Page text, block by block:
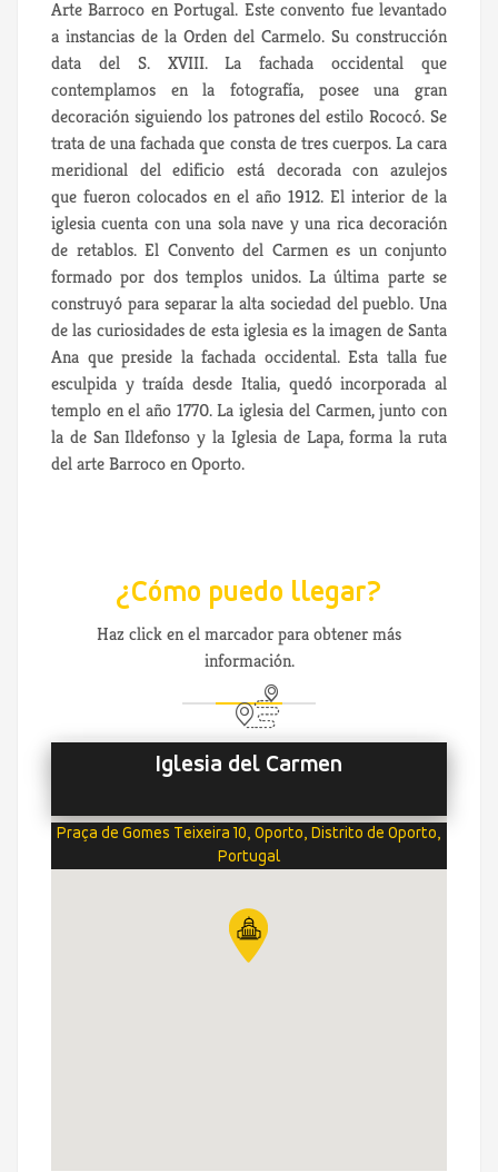
Arte Barroco en Portugal. Este convento fue levantado
a instancias de la Orden del Carmelo. Su construcción
data del S. XVIII. La fachada occidental que
contemplamos en la fotografía, posee una gran
decoración siguiendo los patrones del estilo Rococó. Se
trata de una fachada que consta de tres cuerpos. La cara
meridional del edificio está decorada con azulejos
que fueron colocados en el año 1912. El interior de la
iglesia cuenta con una sola nave y una rica decoración
de retablos. El Convento del Carmen es un conjunto
formado por dos templos unidos. La última parte se
construyó para separar la alta sociedad del pueblo. Una
de las curiosidades de esta iglesia es la imagen de Santa
Ana que preside la fachada occidental. Esta talla fue
esculpida y traída desde Italia, quedó incorporada al
templo en el año 1770. La iglesia del Carmen, junto con
la de San Ildefonso y la Iglesia de Lapa, forma la ruta
del arte Barroco en Oporto.
¿Cómo puedo llegar?
Haz click en el marcador para obtener más
información.
Iglesia del Carmen
Praça de Gomes Teixeira 10, Oporto, Distrito de Oporto,
Portugal